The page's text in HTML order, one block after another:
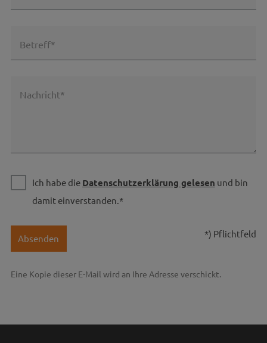
Betreff*
Nachricht*
Ich habe die Datenschutzerklärung gelesen und bin
damit einverstanden.*
Absenden *) Pflichtfeld
Eine Kopie dieser E-Mail wird an Ihre Adresse verschickt.